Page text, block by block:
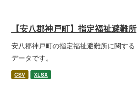
【安八郡神戸町】指定福祉避難所
安八郡神戸町の指定福祉避難所に関する
データです。
CSV XLSX